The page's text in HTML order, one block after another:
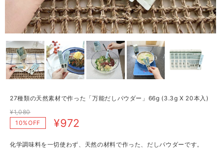
27種類の天然素材で作った「万能だしパウダー」66g (3.3g X 20本入)
¥1,080
10%OFF
¥972
化学調味料を一切使わず、天然の材料で作った、だしパウダーです。